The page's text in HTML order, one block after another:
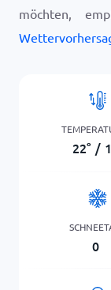
möchten,
22° /
0